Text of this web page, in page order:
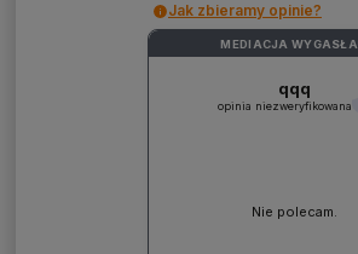
Jak zbieramy opinie?
MEDIACJA WYGASŁA
qqq
opinia niezweryfikowana
Nie polecam.